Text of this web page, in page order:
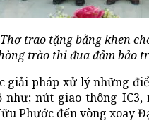
trao tặng bằng khen
trào thi đua đảm bảo
giải pháp xử lý những
như; nút giao thông
Phước đến vòng xoay